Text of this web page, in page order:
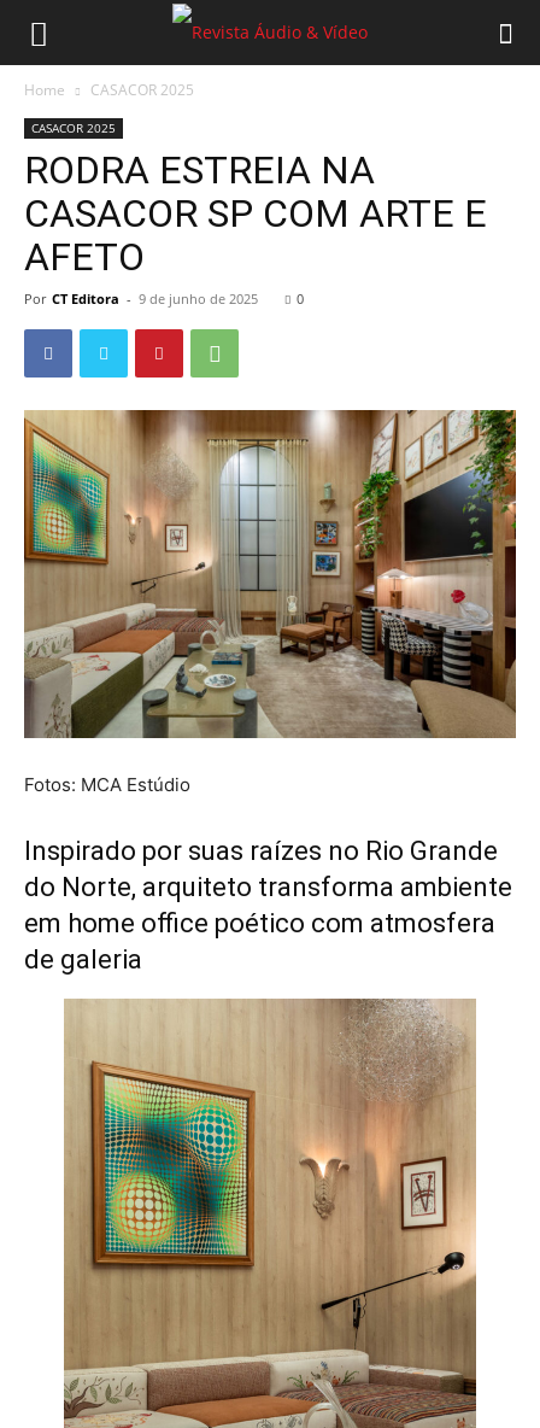
Home CASACOR 2025
CASACOR 2025
RODRA ESTREIA NA
CASACOR SP COM ARTE E
AFETO
Por CT Editora - 9 de junho de 2025 0
Fotos: MCA Estúdio
Inspirado por suas raízes no Rio Grande
do Norte, arquiteto transforma ambiente
em home office poético com atmosfera
de galeria